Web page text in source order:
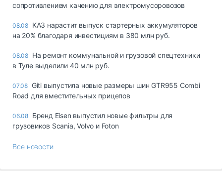
сопротивлением качению для электромусоровозов
08.08 КАЗ нарастит выпуск стартерных аккумуляторов
на 20% благодаря инвестициям в 380 млн руб.
08.08 На ремонт коммунальной и грузовой спецтехники
в Туле выделили 40 млн руб.
07.08 Giti выпустила новые размеры шин GTR955 Combi
Road для вместительных прицепов
06.08 Бренд Eisen выпустил новые фильтры для
грузовиков Scania, Volvo и Foton
Все новости